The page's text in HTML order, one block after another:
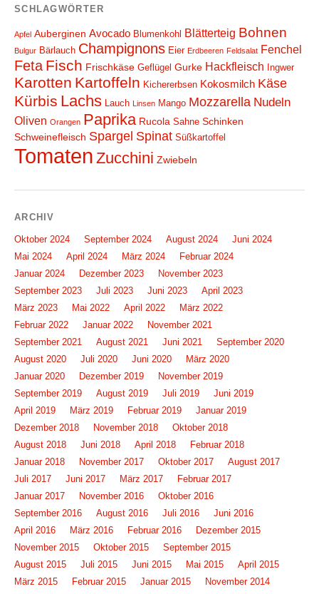
SCHLAGWÖRTER
Apfel Auberginen Avocado Blumenkohl Blätterteig Bohnen
Bulgur Bärlauch Champignons Eier Erdbeeren Feldsalat Fenchel
Feta Fisch Frischkäse Geflügel Gurke Hackfleisch Ingwer
Karotten Kartoffeln Kichererbsen Kokosmilch Käse
Kürbis Lachs Lauch Linsen Mango Mozzarella Nudeln
Oliven Orangen Paprika Rucola Sahne Schinken
Schweinefleisch Spargel Spinat Süßkartoffel
Tomaten Zucchini Zwiebeln
ARCHIV
Oktober 2024 September 2024 August 2024
Juni 2024
Mai 2024
April 2024 März 2024
Februar 2024
Januar 2024
Dezember 2023
November 2023
September 2023
Juli 2023 Juni 2023
April 2023
März 2023
Mai 2022 April 2022
März 2022
Februar 2022
Januar 2022
November 2021
September 2021
August 2021 Juni 2021
September 2020
August 2020
Juli 2020 Juni 2020
März 2020
Januar 2020
Dezember 2019
November 2019
September 2019
August 2019 Juli 2019
Juni 2019
April 2019
März 2019 Februar 2019
Januar 2019
Dezember 2018
November 2018
Oktober 2018
August 2018
Juni 2018 April 2018
Februar 2018
Januar 2018
November 2017 Oktober 2017
August 2017
Juli 2017
Juni 2017 März 2017
Februar 2017
Januar 2017
November 2016
Oktober 2016
September 2016
August 2016 Juli 2016
Juni 2016
April 2016
März 2016 Februar 2016
Dezember 2015
November 2015
Oktober 2015
September 2015
August 2015
Juli 2015 Juni 2015 Mai 2015
April 2015
März 2015
Februar 2015 Januar 2015
November 2014